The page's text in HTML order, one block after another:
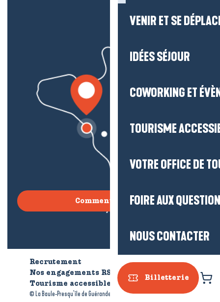
VENIR ET SE
IDÉES SÉJOUR
COWORKING ET
TOURISME
VOTRE OFFICE DE
FOIRE AUX
NOUS CONTACTER
Billetterie
Comment venir ?
Recrutement
Qui sommes-nous ?
Nos engagements RSE
Tourisme accessible
© La Baule-Presqu’île de Guérande tourisme-Mentions légales-